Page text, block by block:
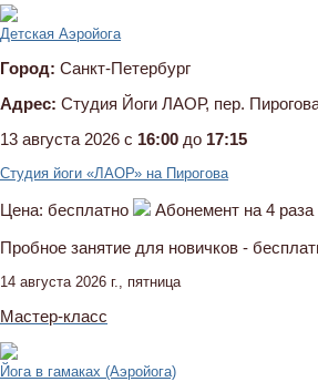
Детская Аэройога
Город: Санкт-Петербург
Адрес: Студия Йоги ЛАОР, пер.
13 августа 2026 c 16:00 до 17:15
Студия йоги «ЛАОР» на Пирогова
Цена: бесплатно
Абонемент на 4
Пробное занятие для новичков -
14 августа 2026 г., пятница
Мастер-класс
Йога в гамаках (Аэройога)